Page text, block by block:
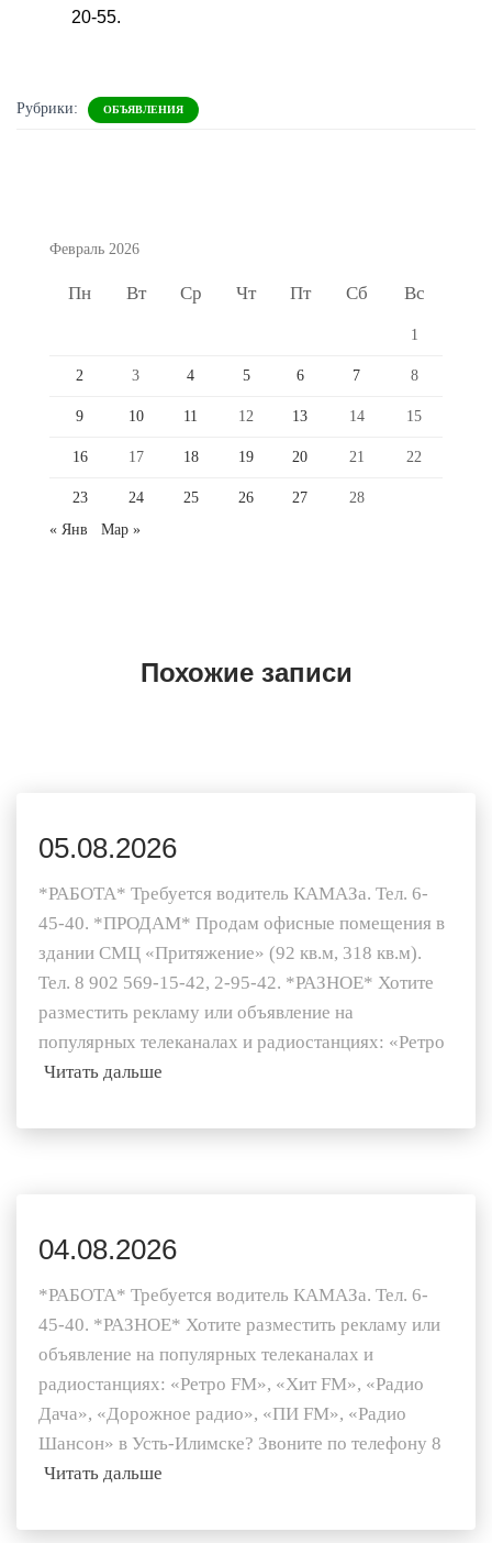
20-55.
Рубрики: ОБЪЯВЛЕНИЯ
Февраль 2026
Пн Вт Ср Чт Пт Сб Вс
1
2 3 4 5 6 7 8
9 10 11 12 13 14 15
16 17 18 19 20 21 22
23 24 25 26 27
28
« Янв
Мар »
Похожие записи
05.08.2026
*РАБОТА* Требуется водитель КАМАЗа. Тел. 6-
45-40. *ПРОДАМ* Продам офисные помещения в
здании СМЦ «Притяжение» (92 кв.м, 318 кв.м).
Тел. 8 902 569-15-42, 2-95-42. *РАЗНОЕ* Хотите
разместить рекламу или объявление на
популярных телеканалах и радиостанциях: «Ретро
Читать дальше
04.08.2026
*РАБОТА* Требуется водитель КАМАЗа. Тел. 6-
45-40. *РАЗНОЕ* Хотите разместить рекламу или
объявление на популярных телеканалах и
радиостанциях: «Ретро FM», «Хит FM», «Радио
Дача», «Дорожное радио», «ПИ FM», «Радио
Шансон» в Усть-Илимске? Звоните по телефону 8
Читать дальше